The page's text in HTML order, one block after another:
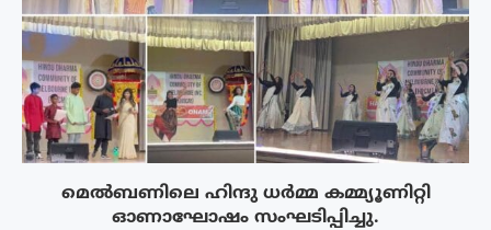
മെൽബണിലെ ഹിന്ദു ധർമ്മ കമ്മ്യൂണിറ്റി
ഓണാഘോഷം സംഘടിപ്പിച്ചു.